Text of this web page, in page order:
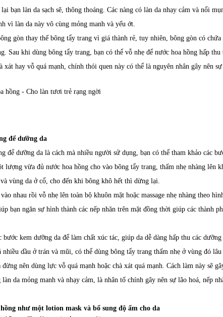
bạn làn da sạch sẽ, thông thoáng. Các nàng có làn da nhạy cảm và nổi
vì làn da này vô cùng mỏng manh và yếu ớt.
gòn thay thế bông tẩy trang vì giá thành rẻ, tuy nhiên, bông gòn có
Sau khi dùng bông tẩy trang, bạn có thể vỗ nhẹ để nước hoa hồng hấp
xát hay vỗ quá mạnh, chính thói quen này có thể là nguyên nhân gây nên
để dưỡng da
để dưỡng da là cách mà nhiều người sử dụng, bạn có thể tham khảo các
lượng vừa đủ nước hoa hồng cho vào bông tẩy trang, thấm nhẹ nhàng lên
vùng da ở cổ, cho đến khi bông khô hết thì dừng lại.
nhau rồi vỗ nhẹ lên toàn bộ khuôn mặt hoặc massage nhẹ nhàng theo
bạn ngăn sự hình thành các nếp nhăn trên mặt đồng thời giúp các thành
kem dưỡng da để làm chất xúc tác, giúp da dễ dàng hấp thu các
nhiều dầu ở trán và mũi, có thể dùng bông tẩy trang thấm nhẹ ở vùng đó lâu
nên dùng lực vỗ quá mạnh hoặc chà xát quá mạnh. Cách làm này sẽ
da mỏng manh và nhạy cảm, là nhân tố chính gây nên sự lão hoá, nếp
như một lotion mask và bổ sung độ ẩm cho da